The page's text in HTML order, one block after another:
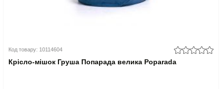
Код товару: 10114604
Крісло-мішок Груша Попарада велика Poparada